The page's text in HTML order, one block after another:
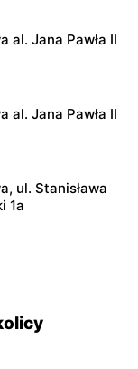
al. Jana Pawła II
al. Jana Pawła II
ul. Stanisława
1a
ul. Grzybowska
ul. Żurawia 18